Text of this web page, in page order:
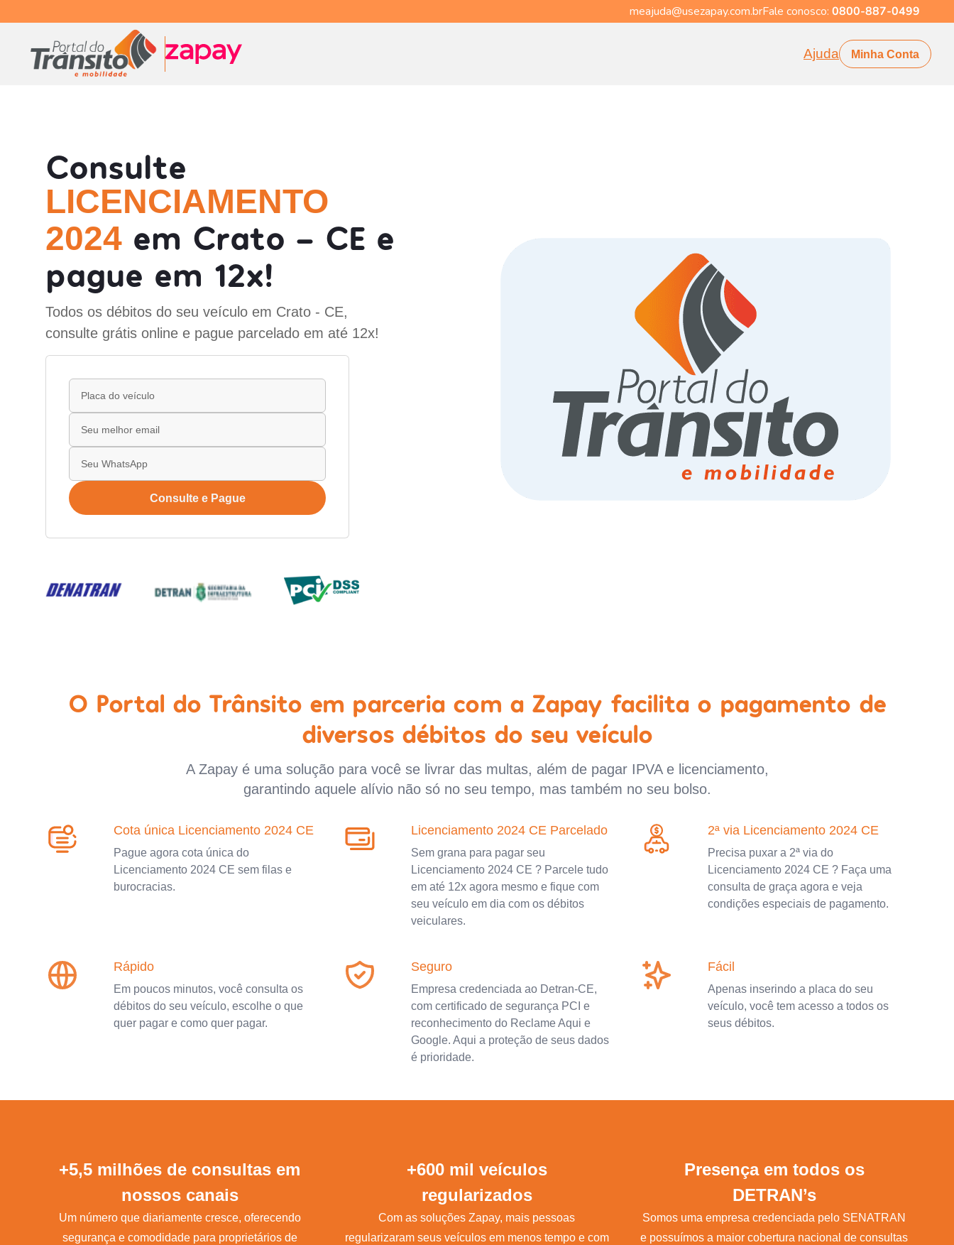
meajuda@usezapay.com.brFale conosco: 0800-887-0499
Ajuda Minha Conta
Consulte
LICENCIAMENTO
2024 em Crato - CE e
pague em 12x!
Todos os débitos do seu veículo em Crato - CE,
consulte grátis online e pague parcelado em até 12x!
Consulte e Pague
O Portal do Trânsito em parceria com a Zapay facilita o pagamento de
diversos débitos do seu veículo
A Zapay é uma solução para você se livrar das multas, além de pagar IPVA e licenciamento,
garantindo aquele alívio não só no seu tempo, mas também no seu bolso.
Cota única Licenciamento 2024 CE
Pague agora cota única do
Licenciamento 2024 CE sem filas e
burocracias.
Licenciamento 2024 CE Parcelado
Sem grana para pagar seu
Licenciamento 2024 CE ? Parcele tudo
em até 12x agora mesmo e fique com
seu veículo em dia com os débitos
veiculares.
2ª via Licenciamento 2024 CE
Precisa puxar a 2ª via do
Licenciamento 2024 CE ? Faça uma
consulta de graça agora e veja
condições especiais de pagamento.
Rápido
Em poucos minutos, você consulta os
débitos do seu veículo, escolhe o que
quer pagar e como quer pagar.
Seguro
Empresa credenciada ao Detran-CE,
com certificado de segurança PCI e
reconhecimento do Reclame Aqui e
Google. Aqui a proteção de seus dados
é prioridade.
Fácil
Apenas inserindo a placa do seu
veículo, você tem acesso a todos os
seus débitos.
+5,5 milhões de consultas em
nossos canais
Um número que diariamente cresce, oferecendo
segurança e comodidade para proprietários de
+600 mil veículos
regularizados
Com as soluções Zapay, mais pessoas
regularizaram seus veículos em menos tempo e com
Presença em todos os
DETRAN’s
Somos uma empresa credenciada pelo SENATRAN
e possuímos a maior cobertura nacional de consultas